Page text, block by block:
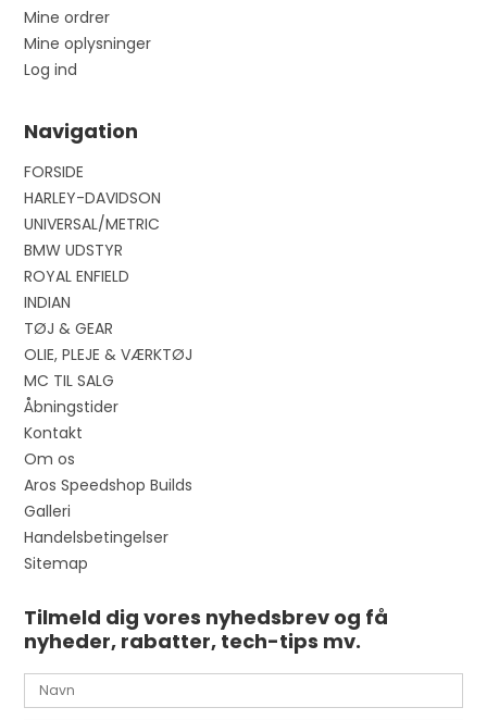
Mine ordrer
Mine oplysninger
Log ind
Navigation
FORSIDE
HARLEY-DAVIDSON
UNIVERSAL/METRIC
BMW UDSTYR
ROYAL ENFIELD
INDIAN
TØJ & GEAR
OLIE, PLEJE & VÆRKTØJ
MC TIL SALG
Åbningstider
Kontakt
Om os
Aros Speedshop Builds
Galleri
Handelsbetingelser
Sitemap
Tilmeld dig vores nyhedsbrev og få
nyheder, rabatter, tech-tips mv.